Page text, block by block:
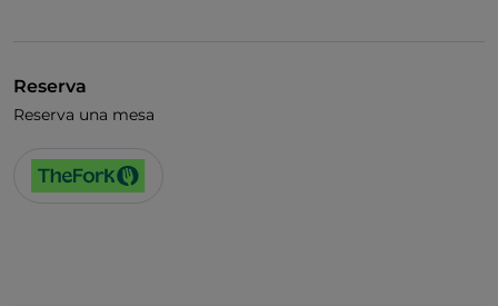
Reserva
Reserva una mesa